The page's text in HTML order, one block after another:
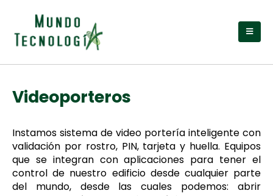
Videoporteros
Instamos sistema de video portería inteligente con
validación por rostro, PIN, tarjeta y huella. Equipos
que se integran con aplicaciones para tener el
control de nuestro edificio desde cualquier parte
del mundo, desde las cuales podemos: abrir